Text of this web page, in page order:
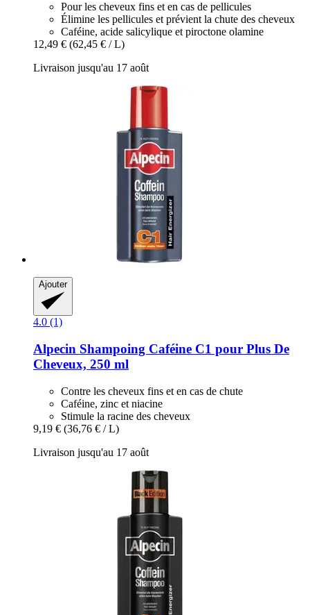
Pour les cheveux fins et en cas de pellicules
Élimine les pellicules et prévient la chute des cheveux
Caféine, acide salicylique et piroctone olamine
12,49 € (62,45 € / L)
Livraison jusqu'au 17 août
Ajouter
4.0 (1)
Alpecin Shampoing Caféine C1 pour Plus De
Cheveux, 250 ml
Contre les cheveux fins et en cas de chute
Caféine, zinc et niacine
Stimule la racine des cheveux
9,19 € (36,76 € / L)
Livraison jusqu'au 17 août